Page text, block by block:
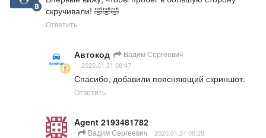
скручивали! 🤣🤣🤣
Ответить
Автокод Вадим Сергеевич
2020.01.31 08:47
Спасибо, добавили поясняющий скриншот.
Ответить
Agent 2193481782
Вадим Сергеевич 2020.01.31 08:28